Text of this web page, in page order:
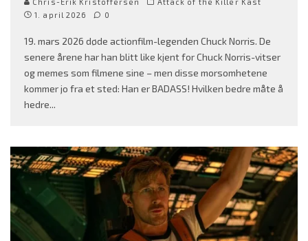
1. april 2026
0
19. mars 2026 døde actionfilm-legenden Chuck Norris. De
senere årene har han blitt like kjent for Chuck Norris-vitser
og memes som filmene sine – men disse morsomhetene
kommer jo fra et sted: Han er BADASS! Hvilken bedre måte å
hedre...